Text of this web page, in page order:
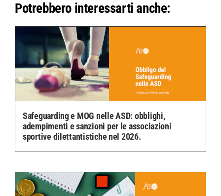
Potrebbero interessarti anche:
Safeguarding e MOG nelle ASD: obblighi,
adempimenti e sanzioni per le associazioni
sportive dilettantistiche nel 2026.